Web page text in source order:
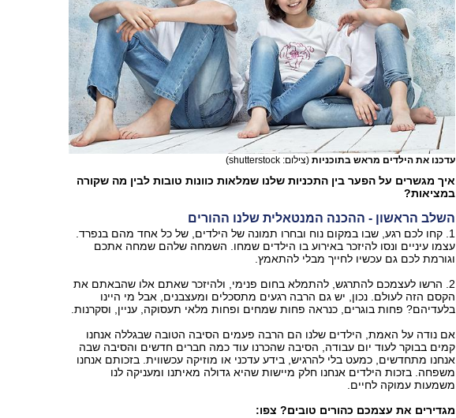
עדכנו את הילדים מראש בתוכניות (צילום: shutterstock)
איך מגשרים על הפער בין התכניות שלנו שמלאות כוונות טובות לבין מה שקורה
במציאות?
השלב הראשון - ההכנה המנטאלית שלנו ההורים
1. קחו לכם רגע, שבו במקום נוח ובחרו תמונה של הילדים, של כל אחד מהם בנפרד.
עצמו עיניים ונסו להיזכר באירוע בו הילדים שמחו. השמחה שלהם שמחה אתכם
וגורמת לכם גם עכשיו לחייך מבלי להתאמץ.
2. הרשו לעצמכם להתרגש, להתמלא בחום פנימי, ולהיזכר שאתם אלו שהבאתם את
הקסם הזה לעולם. נכון, יש גם הרבה רגעים מתסכלים ומעצבנים, אבל מי היינו
בלעדיהם? פחות בוגרים, כנראה פחות שמחים ופחות מלאי תעסוקה, עניין, וסקרנות.
אם נודה על האמת, הילדים שלנו הם הרבה פעמים הסיבה הטובה שבגללה אנחנו
קמים בבוקר לעוד יום עבודה, הסיבה שהכרנו עוד כמה חברים חדשים והסיבה שבה
אנחנו מתחדשים, כמעט בלי להרגיש, בידע עדכני או מוזיקה עכשווית. בזכותם אנחנו
משפחה. בזכות הילדים אנחנו חלק מיישות שהיא גדולה מאיתנו ומעניקה לנו
משמעות עמוקה לחיים.
מגדירים את עצמכם כהורים טובים? צפו: